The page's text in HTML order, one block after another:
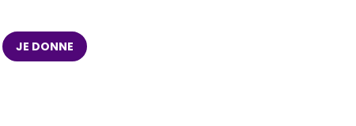
JE DONNE